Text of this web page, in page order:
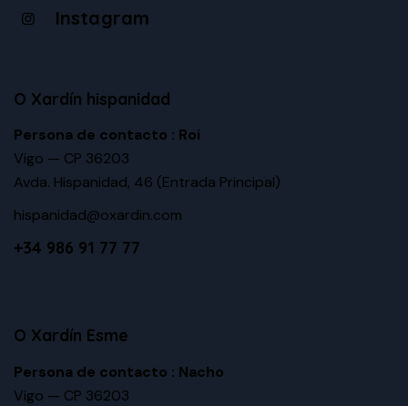
Instagram
O Xardín hispanidad
Persona de contacto : Roi
Vigo — CP 36203
Avda. Hispanidad, 46 (Entrada Principal)
hispanidad@oxardin.com
+34 986 91 77 77
O Xardín Esme
Persona de contacto : Nacho
Vigo — CP 36203